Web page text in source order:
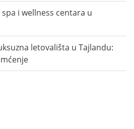
i wellness centara u
letovališta u Tajlandu: